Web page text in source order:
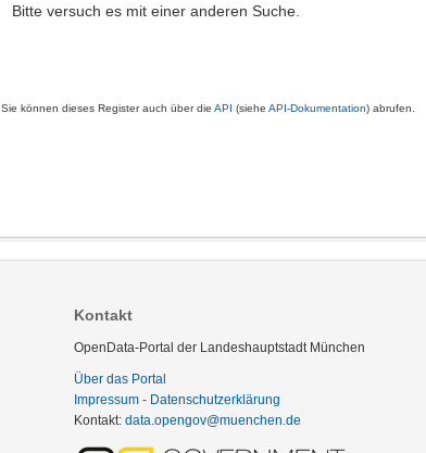
Bitte versuch es mit einer anderen Suche.
Sie können dieses Register auch über die API (siehe API-Dokumentation) abrufen.
Kontakt
OpenData-Portal der Landeshauptstadt München
Über das Portal
Impressum - Datenschutzerklärung
Kontakt: data.opengov@muenchen.de